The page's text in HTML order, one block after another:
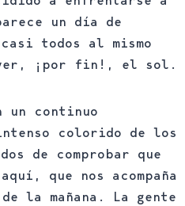
un día de
todos al mismo
¡por fin!, el sol.
un continuo
colorido de los
de comprobar que
que nos acompaña
la mañana. La gente